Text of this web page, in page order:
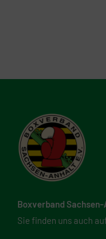
Boxverband Sachsen-
Sie finden uns auch